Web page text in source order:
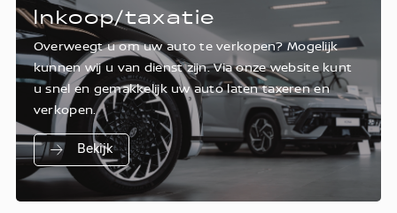
Inkoop/taxatie
Overweegt u om uw auto te verkopen? Mogelijk
kunnen wij u van dienst zijn. Via onze website kunt
u snel en gemakkelijk uw auto laten taxeren en
verkopen.
Bekijk